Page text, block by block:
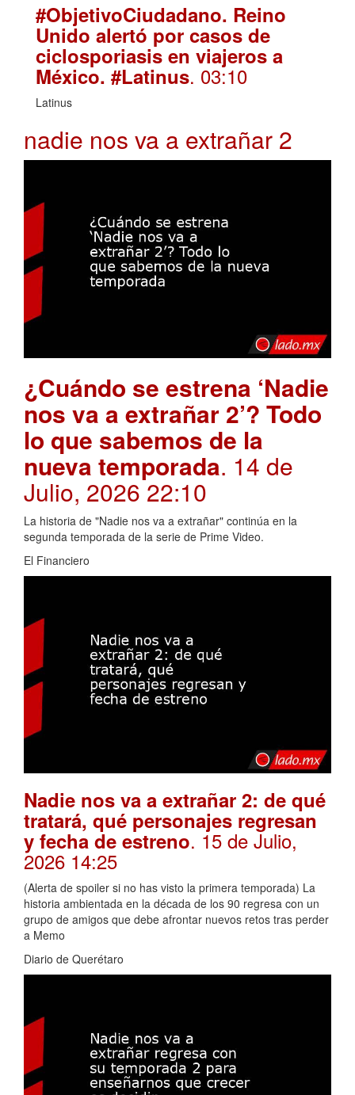
#ObjetivoCiudadano. Reino
Unido alertó por casos de
ciclosporiasis en viajeros a
México. #Latinus. 03:10
Latinus
nadie nos va a extrañar 2
¿Cuándo se estrena ‘Nadie
nos va a extrañar 2’? Todo
lo que sabemos de la
nueva temporada. 14 de
Julio, 2026 22:10
La historia de "Nadie nos va a extrañar" continúa en la
segunda temporada de la serie de Prime Video.
El Financiero
Nadie nos va a extrañar 2: de qué
tratará, qué personajes regresan
y fecha de estreno. 15 de Julio,
2026 14:25
(Alerta de spoiler si no has visto la primera temporada) La
historia ambientada en la década de los 90 regresa con un
grupo de amigos que debe afrontar nuevos retos tras perder
a Memo
Diario de Querétaro